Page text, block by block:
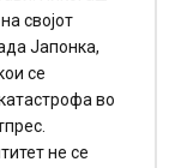
својот
Јапонка,
се
во
не се